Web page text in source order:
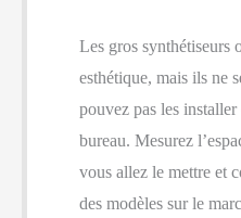
Les gros synthétiseurs
esthétique, mais ils ne
pouvez pas les
bureau. Mesurez
vous allez le mettre et
des modèles sur le